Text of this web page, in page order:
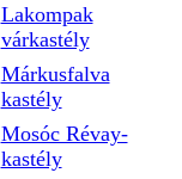
Lakompak
várkastély
Márkusfalva
kastély
Mosóc Révay-
kastély